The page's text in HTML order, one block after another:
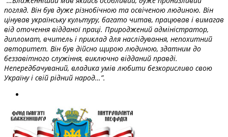
погляд. Він був дуже різнобічною та освіченою людиною. Він
цінував українську культуру, багато читав, працював і вимагав
від оточення відданої праці. Природжений адміністратор,
дипломат, вчитель і приклад для наслідування, непохитний
авторитет. Він був дійсно щирою людиною, здатним до
беззавітного служіння, виключно відданий правді.
Непередбачуваний, владика умів любити безкорисливо свою
Україну і свій рідний народ…”.